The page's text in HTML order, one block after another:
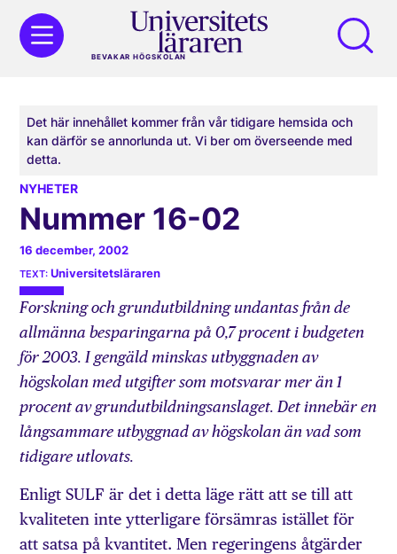
BEVAKAR HÖGSKOLAN
Det här innehållet kommer från vår tidigare hemsida och
kan därför se annorlunda ut. Vi ber om överseende med
detta.
NYHETER
Nummer 16-02
16 december, 2002
Universitetsläraren
Forskning och grundutbildning undantas från de
allmänna besparingarna på 0,7 procent i budgeten
för 2003. I gengäld minskas utbyggnaden av
högskolan med utgifter som motsvarar mer än 1
procent av grundutbildningsanslaget. Det innebär en
långsammare utbyggnad av högskolan än vad som
tidigare utlovats.
Enligt SULF är det i detta läge rätt att se till att
kvaliteten inte ytterligare försämras istället för
att satsa på kvantitet. Men regeringens åtgärder